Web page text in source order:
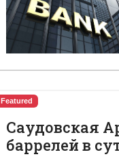
Featured
Саудовская
баррелей в